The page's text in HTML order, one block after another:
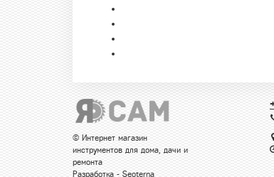
© Интернет магазин
инструментов для дома, дачи и
ремонта
Разработка - Seoterna